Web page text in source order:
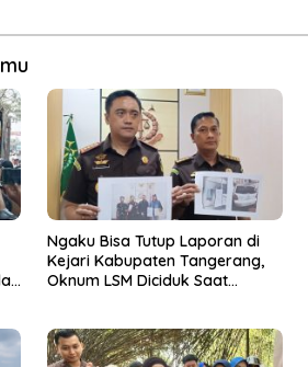
Ngaku Bisa Tutup Laporan di
Kejari Kabupaten Tangerang,
Oknum LSM Diciduk Saat